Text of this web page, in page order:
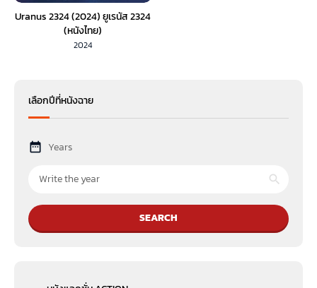
Uranus 2324 (2024) ยูเรนัส 2324
(หนังไทย)
2024
เลือกปีที่หนังฉาย
Years
SEARCH